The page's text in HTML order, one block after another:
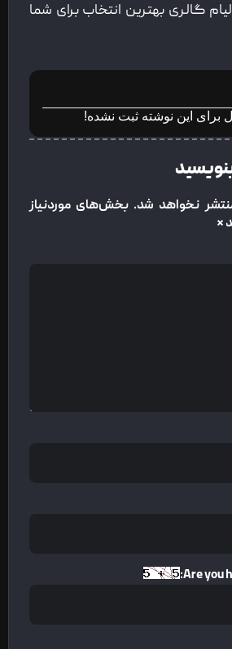
گالری بهترین انتخاب برای شما
این نوشته ثبت نشده!
نخواهد شد. بخش‌های موردنیاز
Are